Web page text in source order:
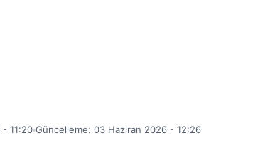
11:20 Güncelleme: 03 Haziran 2026 - 12:26